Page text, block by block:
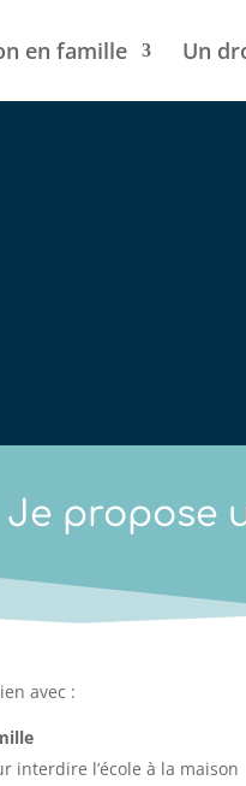
en famille Un
Je propose
avec :
interdire l’école à la maison